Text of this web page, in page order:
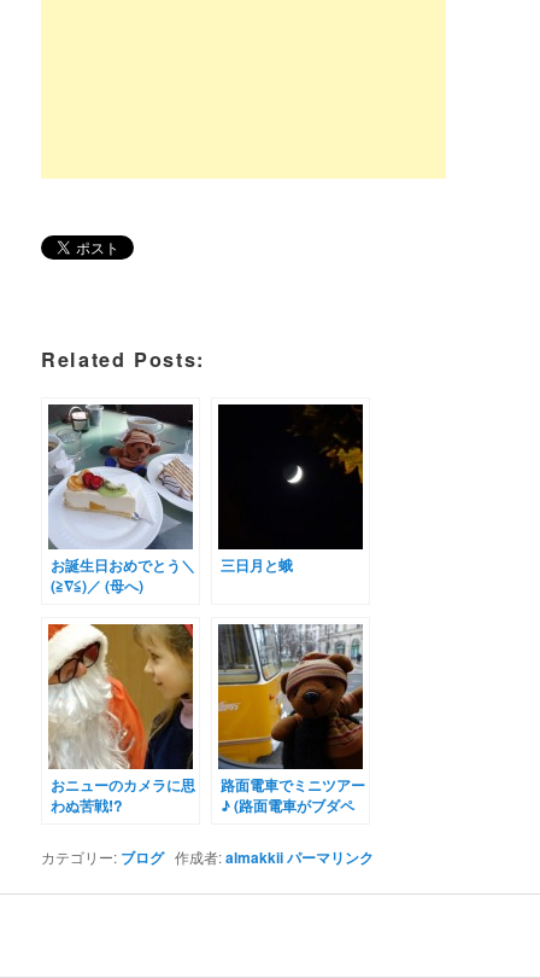
Related Posts:
お誕生日おめでとう＼
(≧∇≦)／ (母へ)
三日月と蛾
おニューのカメラに思
わぬ苦戦!?
路面電車でミニツアー
♪ (路面電車がブダペ
カテゴリー: ブログ作成者:almakkiiパーマリンク